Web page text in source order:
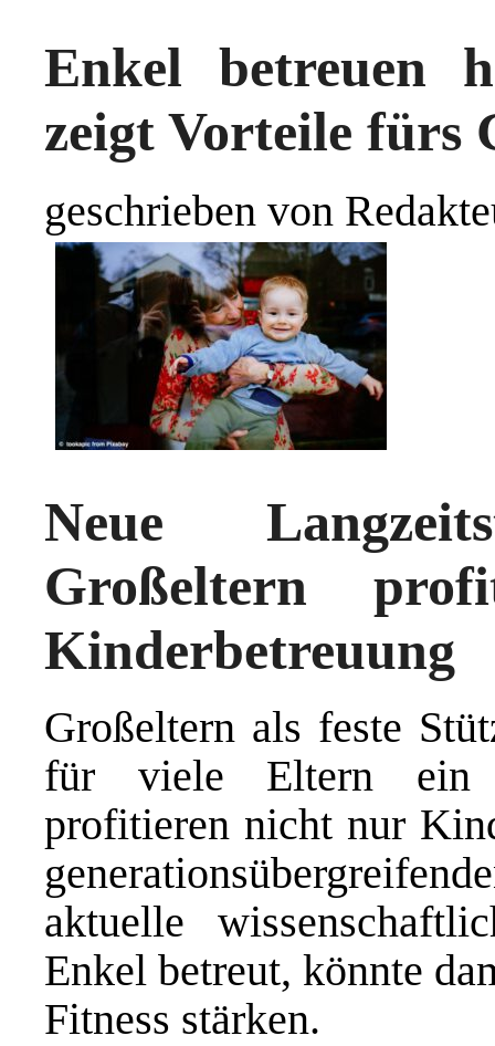
Enkel betreuen
zeigt Vorteile fürs
geschrieben von
Neue
Großeltern
Kinderbetreuung
Großeltern als feste
für viele Eltern ein
profitieren nicht nur
aktuelle
Enkel betreut, könnte
Fitness stärken.